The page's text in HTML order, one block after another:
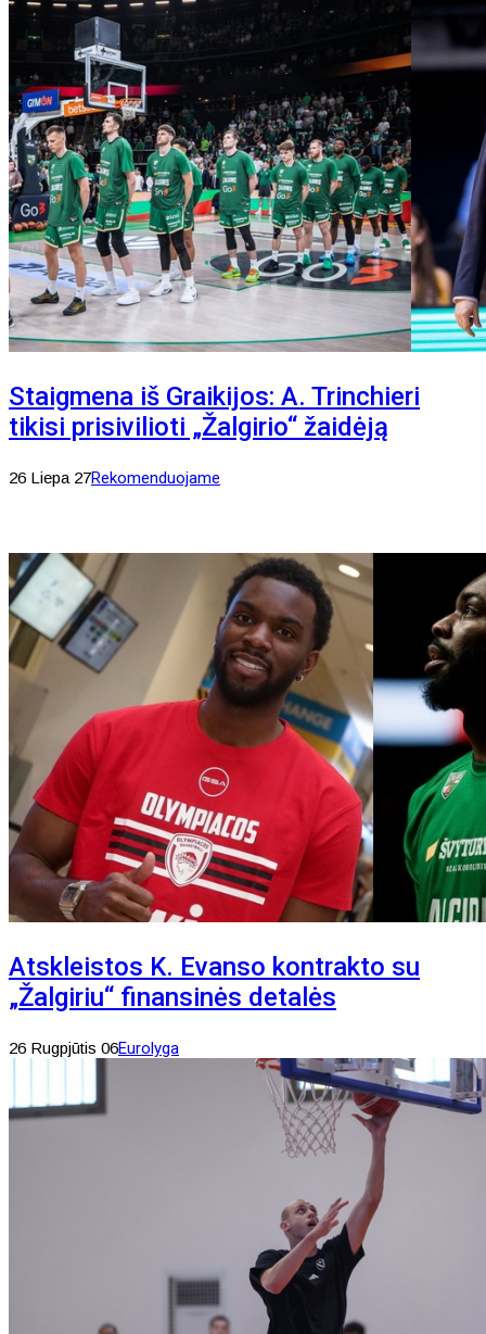
Staigmena iš Graikijos: A. Trinchieri
tikisi prisivilioti „Žalgirio“ žaidėją
26 Liepa 27Rekomenduojame
Atskleistos K. Evanso kontrakto su
„Žalgiriu“ finansinės detalės
26 Rugpjūtis 06Eurolyga